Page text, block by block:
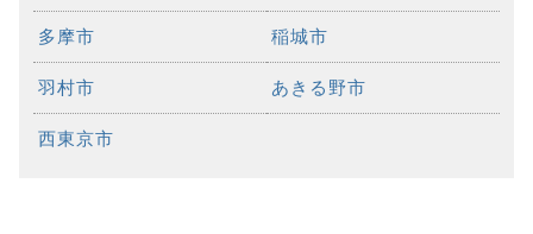
多摩市 稲城市
羽村市 あきる野市
西東京市